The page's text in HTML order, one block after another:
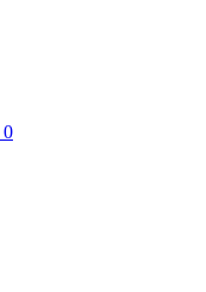
0